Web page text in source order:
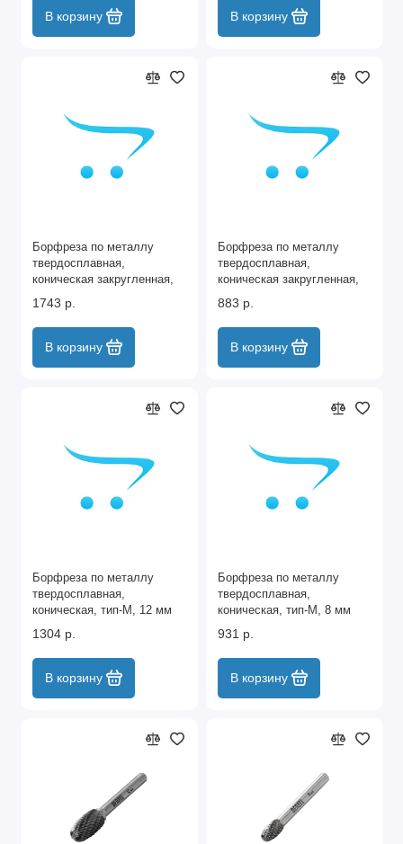
В корзину В корзину
Борфреза по металлу
твердосплавная,
коническая закругленная,
тип-L, 16 мм Denzel
1743 р.
В корзину
Борфреза по металлу
твердосплавная,
коническая закругленная,
тип-L, 8 мм Denzel
883 р.
В корзину
Борфреза по металлу
твердосплавная,
коническая, тип-M, 12 мм
Denzel
1304 р.
В корзину
Борфреза по металлу
твердосплавная,
коническая, тип-M, 8 мм
Denzel
931 р.
В корзину